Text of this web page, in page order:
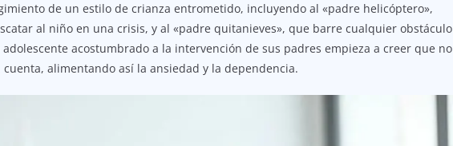
de un estilo de crianza entrometido, incluyendo al «padre helicóptero»,
al niño en una crisis, y al «padre quitanieves», que barre cualquier obstáculo
acostumbrado a la intervención de sus padres empieza a creer que no
alimentando así la ansiedad y la dependencia.